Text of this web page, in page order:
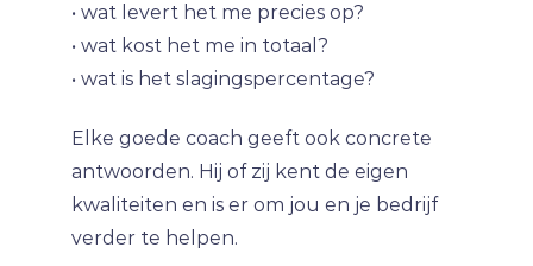
• wat levert het me precies op?
• wat kost het me in totaal?
• wat is het slagingspercentage?
Elke goede coach geeft ook concrete
antwoorden. Hij of zij kent de eigen
kwaliteiten en is er om jou en je bedrijf
verder te helpen.